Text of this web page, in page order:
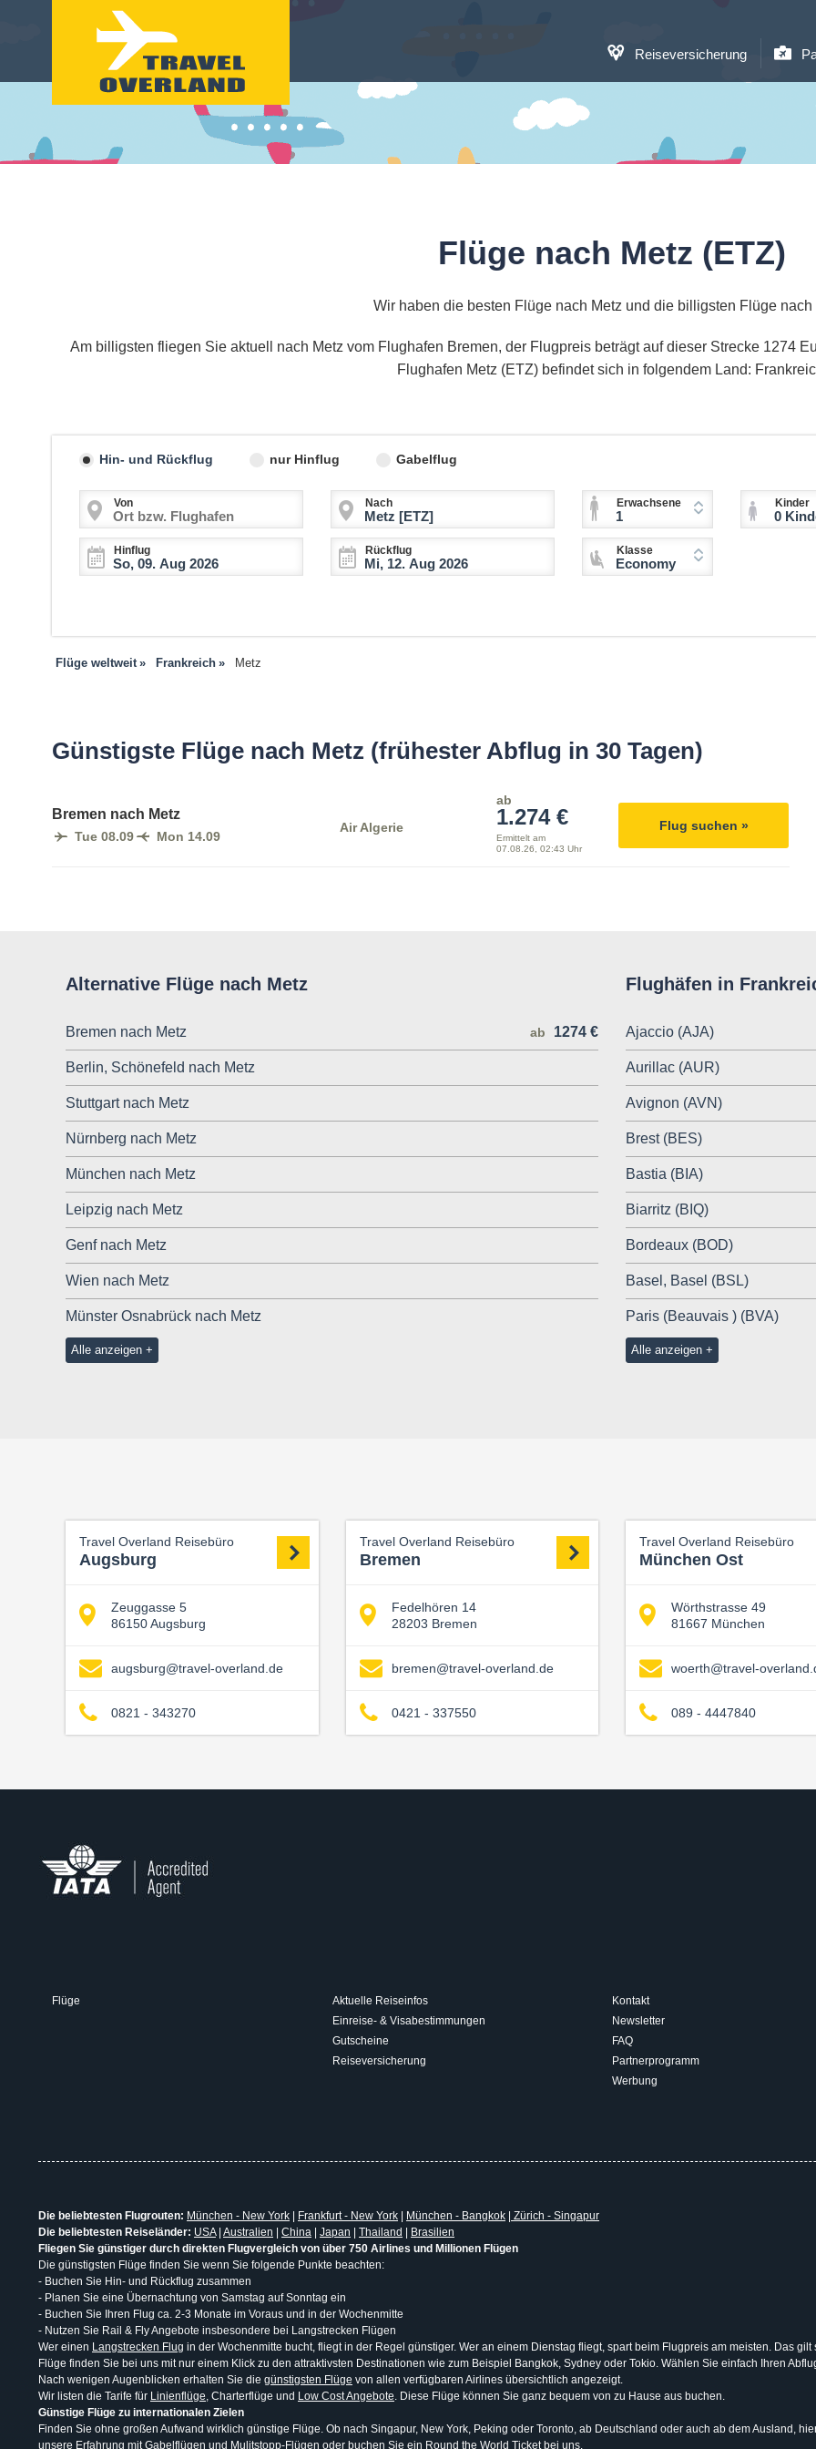
Reiseversicherung
Flüge nach Metz (ETZ)
Wir haben die besten Flüge nach Metz und die billigsten Flüge nach
Am billigsten fliegen Sie aktuell nach Metz vom Flughafen Bremen, der Flugpreis beträgt auf dieser Strecke 1274
Flughafen Metz (ETZ) befindet sich in folgendem Land:
Hin- und Rückflug nur Hinflug Gabelflug
Von Nach
Hinflug Rückflug
Erwachsene
1
Kinder
0 Kinder (2-11
Klasse
Economy
Flüge weltweit Frankreich Metz
Günstigste Flüge nach Metz (frühester Abflug in 30 Tagen)
Bremen nach Metz
Tue 08.09 Mon 14.09
Air Algerie
ab
1.274 €
Ermittelt am
07.08.26, 02:43 Uhr
Flug suchen »
Alternative Flüge nach Metz
Bremen nach Metz ab 1274 €
Berlin, Schönefeld nach Metz
Stuttgart nach Metz
Nürnberg nach Metz
München nach Metz
Leipzig nach Metz
Genf nach Metz
Wien nach Metz
Münster Osnabrück nach Metz
Alle anzeigen
Flughäfen in
Ajaccio (AJA)
Aurillac (AUR)
Avignon (AVN)
Brest (BES)
Bastia (BIA)
Biarritz (BIQ)
Bordeaux (BOD)
Basel, Basel (BSL)
Paris (Beauvais ) (BVA)
Alle anzeigen
Travel Overland Reisebüro
Augsburg
Zeuggasse 5
86150 Augsburg
augsburg@travel-overland.de
0821 - 343270
Travel Overland Reisebüro
Bremen
Fedelhören 14
28203 Bremen
bremen@travel-overland.de
0421 - 337550
Travel Overland Reisebüro
München Ost
Wörthstrasse 49
81667 München
woerth@travel-
089 - 4447840
Flüge
Aktuelle Reiseinfos
Einreise- & Visabestimmungen
Gutscheine
Reiseversicherung
Kontakt
Newsletter
FAQ
Partnerprogramm
Werbung
Die beliebtesten Flugrouten: München - New York | Frankfurt - New York | München - Bangkok | Zürich - Singapur
Die beliebtesten Reiseländer: USA| Australien | China | Japan | Thailand | Brasilien
Fliegen Sie günstiger durch direkten Flugvergleich von über 750 Airlines und Millionen Flügen
Die günstigsten Flüge finden Sie wenn Sie folgende Punkte beachten:
- Buchen Sie Hin- und Rückflug zusammen
- Planen Sie eine Übernachtung von Samstag auf Sonntag ein
- Buchen Sie Ihren Flug ca. 2-3 Monate im Voraus und in der Wochenmitte
- Nutzen Sie Rail & Fly Angebote insbesondere bei Langstrecken Flügen
Wer einen Langstrecken Flug in der Wochenmitte bucht, fliegt in der Regel günstiger. Wer an einem Dienstag fliegt, spart beim Flugpreis am meisten. Das
Flüge finden Sie bei uns mit nur einem Klick zu den attraktivsten Destinationen wie zum Beispiel Bangkok, Sydney oder Tokio. Wählen Sie einfach Ihren
Nach wenigen Augenblicken erhalten Sie die günstigsten Flüge von allen verfügbaren Airlines übersichtlich angezeigt.
Wir listen die Tarife für Linienflüge , Charterflüge und Low Cost Angebote . Diese Flüge können Sie ganz bequem von zu Hause aus buchen.
Günstige Flüge zu internationalen Zielen
Finden Sie ohne großen Aufwand wirklich günstige Flüge. Ob nach Singapur, New York, Peking oder Toronto, ab Deutschland oder auch ab dem Ausland,
unsere Erfahrung mitGabelflügen und Mulitstopp-Flügen oder buchen Sie ein Round the World Ticketbei uns.